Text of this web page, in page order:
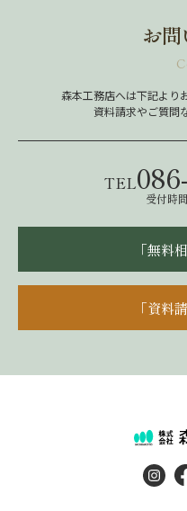
お
森本工務店へは下記より
資料請求やご質問
TEL
受付時
「無料
「資料